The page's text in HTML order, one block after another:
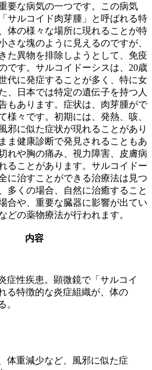
要な病気の一つです。この病気
「サルコイド肉芽腫」
と呼ばれる特
体の様々な場所に現れることが特
さな塊のように見えるのですが、
た異物を排除しようとして、免疫
です。サルコイドーシスは、 20歳
代に発症することが多く、特に女
、日本では特定の遺伝子を持つ人
もあります。症状は、肉芽腫がで
様々です。初期には、 発熱、咳、
邪に似た症状が現れることがあり
ま健康診断で発見されることもあ
れや胸の痛み、視力障害、皮膚病
ることがあります。サルコイドー
に治すことができる治療法は見つ
多くの場合、
自然に治癒すること
合や、重要な臓器に影響が出てい
どの薬物療法が行われます。
内容
症性疾患。顕微鏡で「サルコイ
る特徴的な炎症組織が、体の
。
体重減少など、風邪に似た症